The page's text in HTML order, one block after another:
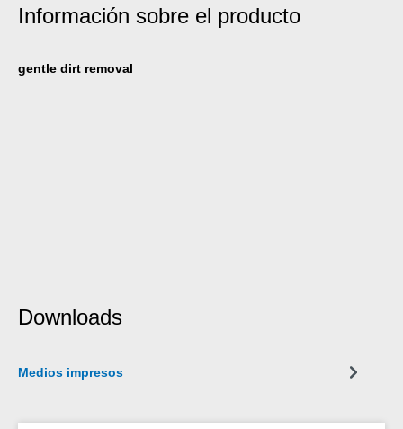
Información sobre el producto
gentle dirt removal
Downloads
Medios impresos